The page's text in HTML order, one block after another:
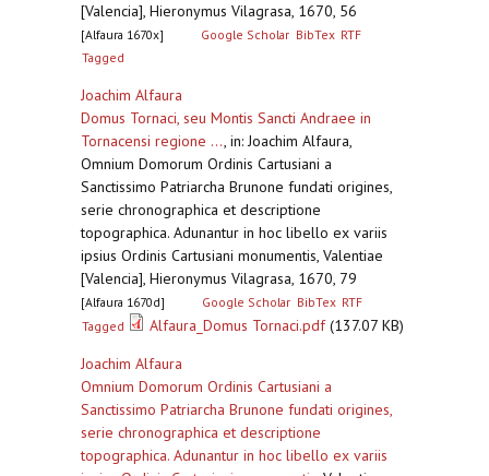
[Valencia], Hieronymus Vilagrasa, 1670, 56
[Alfaura 1670x] Google Scholar BibTex RTF
Tagged
Joachim Alfaura
Domus Tornaci, seu Montis Sancti Andraee in
Tornacensi regione ..., in: Joachim Alfaura,
Omnium Domorum Ordinis Cartusiani a
Sanctissimo Patriarcha Brunone fundati origines,
serie chronographica et descriptione
topographica. Adunantur in hoc libello ex variis
ipsius Ordinis Cartusiani monumentis, Valentiae
[Valencia], Hieronymus Vilagrasa, 1670, 79
[Alfaura 1670d] Google Scholar BibTex RTF
Tagged
Alfaura_Domus Tornaci.pdf(137.07 KB)
Joachim Alfaura
Omnium Domorum Ordinis Cartusiani a
Sanctissimo Patriarcha Brunone fundati origines,
serie chronographica et descriptione
topographica. Adunantur in hoc libello ex variis